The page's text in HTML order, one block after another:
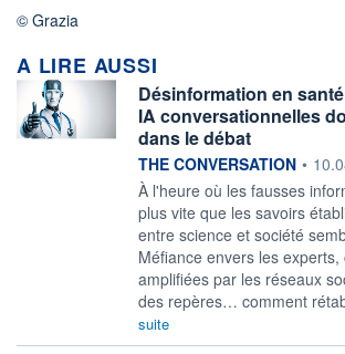
© Grazia
A LIRE AUSSI
Désinformation en
IA conversationnelles
dans le débat
information fournie par
THE CONVERSATION •
À l'heure où les fausses
plus vite que les savoirs
entre science et société
Méfiance envers les
amplifiées par les réseaux
des repères… comment
suite